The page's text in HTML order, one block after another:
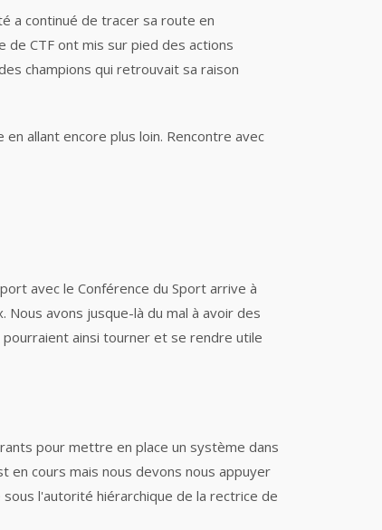
a continué de tracer sa route en
CTF ont mis sur pied des actions
champions qui retrouvait sa raison
allant encore plus loin. Rencontre avec
avec le Conférence du Sport arrive à
avons jusque-là du mal à avoir des
ainsi tourner et se rendre utile
pour mettre en place un système dans
en cours mais nous devons nous appuyer
sous l'autorité hiérarchique de la rectrice de